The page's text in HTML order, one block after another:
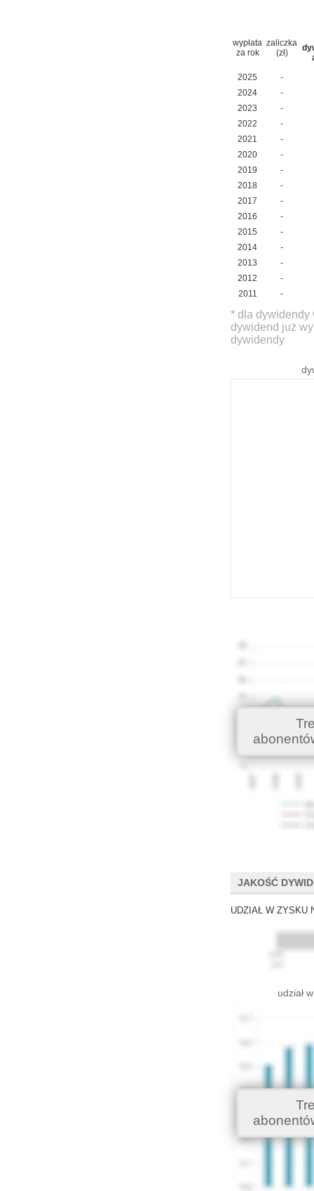
wypłata
za rok
zaliczka
(zł)
2025
-
2024
-
2023
-
2022
-
2021
-
2020
-
2019
-
2018
-
2017
-
2016
-
2015
-
2014
-
2013
-
2012
-
2011
-
* dla dywidendy
dywidend już
dywidendy
JAKOŚĆ
UDZIAŁ W ZYSKU
udział